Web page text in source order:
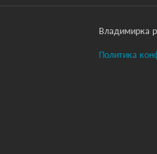
Владимирка
Политика